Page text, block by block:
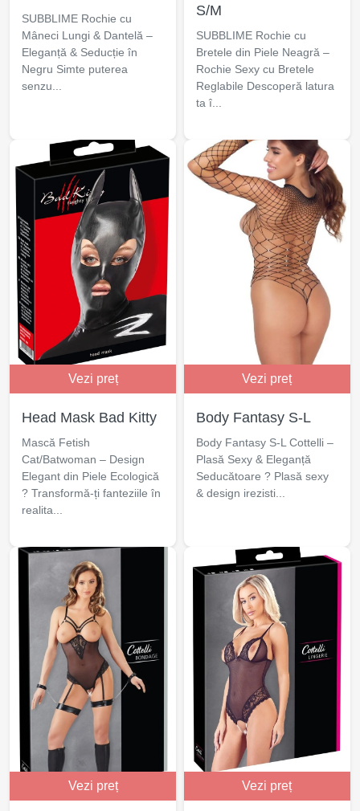
SUBBLIME Rochie cu
Mâneci Lungi & Dantelă –
Eleganță & Seducție în
Negru Simte puterea
senzu...
S/M
SUBBLIME Rochie cu
Bretele din Piele Neagră –
Rochie Sexy cu Bretele
Reglabile Descoperă latura
ta î...
Vezi preț
Head Mask Bad Kitty
Mască Fetish
Cat/Batwoman – Design
Elegant din Piele Ecologică
? Transformă-ți fanteziile în
realita...
Vezi preț
Body Fantasy S-L
Body Fantasy S-L Cottelli –
Plasă Sexy & Eleganță
Seducătoare ? Plasă sexy
& design irezisti...
Vezi preț Vezi preț